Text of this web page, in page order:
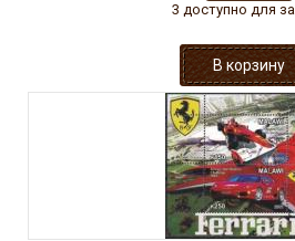
3 доступно для